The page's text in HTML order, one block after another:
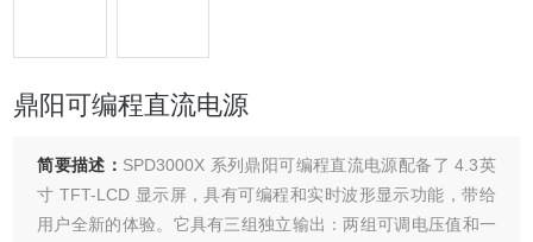
鼎阳可编程直流电源
简要描述： SPD3000X 系列鼎阳可编程直流电源配备了 4.3英
寸 TFT-LCD 显示屏，具有可编程和实时波形显示功能，带给
用户全新的体验。它具有三组独立输出：两组可调电压值和一